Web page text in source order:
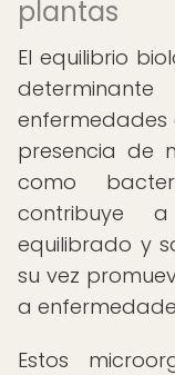
plantas
El equilibrio
enfermedades
presencia de
como
contribuye
equilibrado y
su vez
a
Estos